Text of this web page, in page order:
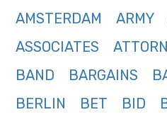
AMSTERDAM
ARMY
ASSOCIATES
BAND
BARGAINS
BERLIN
BET BID